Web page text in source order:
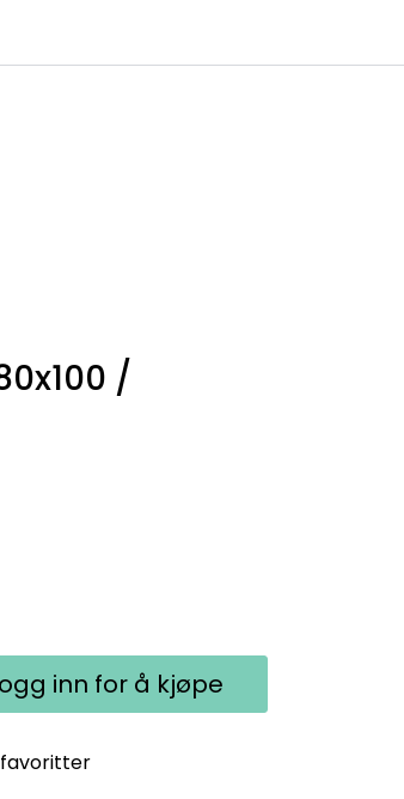
/
inn for å kjøpe
favoritter